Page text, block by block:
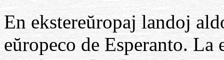
En ekstereŭropaj landoj
eŭropeco de Esperanto.